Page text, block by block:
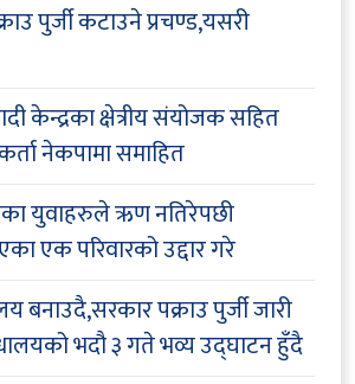
पुर्जी कटाउने प्रचण्ड,यसरी
केन्द्रका क्षेत्रीय संयोजक सहित
नेकपामा समाहित
युवाहरुले ऋण नतिरेपछी
एक परिवारको उद्दार गरे
बनाउदै,सरकार पक्राउ पुर्जी जारी
भदौ ३ गते भव्य उद्घाटन हुँदै